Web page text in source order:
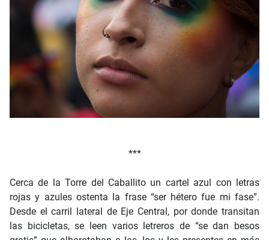
***
Cerca de la Torre del Caballito un cartel azul con letras
rojas y azules ostenta la frase “ser hétero fue mi fase”.
Desde el carril lateral de Eje Central, por donde transitan
las bicicletas, se leen varios letreros de “se dan besos